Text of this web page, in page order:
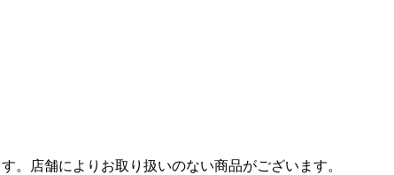
。店舗によりお取り扱いのない商品がございます。